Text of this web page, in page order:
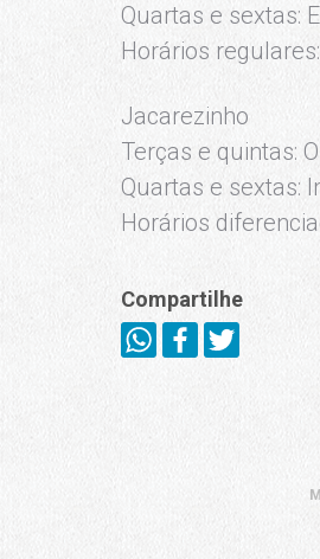
Quartas e sextas:
Horários
Jacarezinho
Terças e quintas:
Quartas e sextas:
Horários
Compartilhe